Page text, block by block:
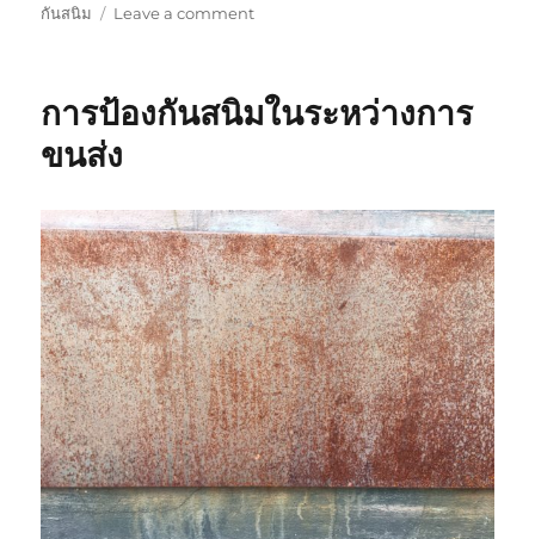
on
กันสนิม
Leave a commenton
กัน
ถูก
วิธี
การป้องกันสนิมในระหว่างการ
ขนส่ง